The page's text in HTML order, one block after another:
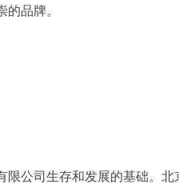
品牌。
限公司生存和发展的基础。